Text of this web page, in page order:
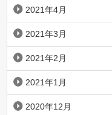
2021年4月
2021年3月
2021年2月
2021年1月
2020年12月